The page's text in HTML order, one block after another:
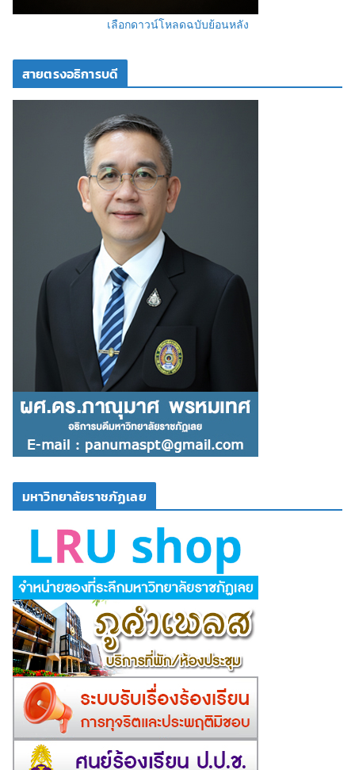
เลือกดาวน์โหลดฉบับย้อนหลัง
สายตรงอธิการบดี
มหาวิทยาลัยราชภัฏเลย